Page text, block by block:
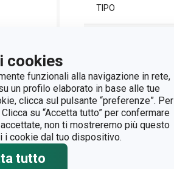
cookies
funzionali alla navigazione in rete,
un profilo elaborato in base alle tue
clicca sul pulsante “preferenze”. Per
su “Accetta tutto” per confermare
non ti mostreremo più questo
i cookie dal tuo dispositivo.
tutto
TIPO
LAVAGGIO IN
LAVASTOVIGLIE
EAN
DURATA DELLA